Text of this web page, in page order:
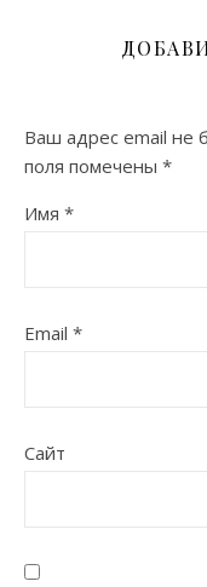
Ваш адрес email не
поля помечены *
Имя *
Email *
Сайт